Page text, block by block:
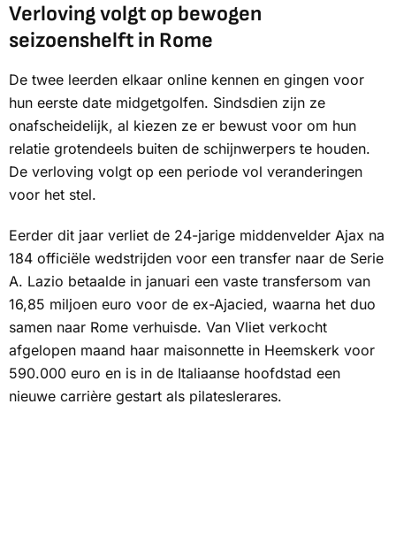
Verloving volgt op bewogen
seizoenshelft in Rome
De twee leerden elkaar online kennen en gingen voor
hun eerste date midgetgolfen. Sindsdien zijn ze
onafscheidelijk, al kiezen ze er bewust voor om hun
relatie grotendeels buiten de schijnwerpers te houden.
De verloving volgt op een periode vol veranderingen
voor het stel.
Eerder dit jaar verliet de 24-jarige middenvelder Ajax na
184 officiële wedstrijden voor een transfer naar de Serie
A. Lazio betaalde in januari een vaste transfersom van
16,85 miljoen euro voor de ex-Ajacied, waarna het duo
samen naar Rome verhuisde. Van Vliet verkocht
afgelopen maand haar maisonnette in Heemskerk voor
590.000 euro en is in de Italiaanse hoofdstad een
nieuwe carrière gestart als pilateslerares.